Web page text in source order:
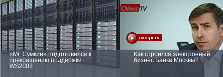
«Mr. Сумкин» подготовился к
прекращению поддержки
WS2003
Как строился электронный
бизнес Банка Москвы?